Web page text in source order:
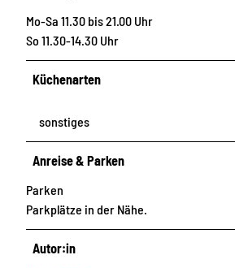
Mo-Sa 11.30 bis 21.00 Uhr
So 11.30-14.30 Uhr
Küchenarten
sonstiges
Anreise & Parken
Parken
Parkplätze in der Nähe.
Autor:in